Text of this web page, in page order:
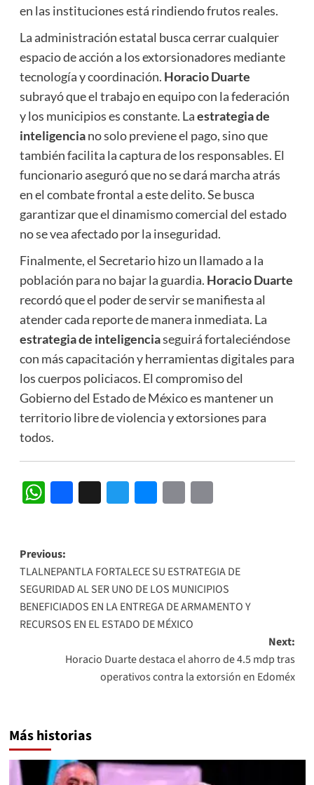
en las instituciones está rindiendo frutos reales.
La administración estatal busca cerrar cualquier
espacio de acción a los extorsionadores mediante
tecnología y coordinación. Horacio Duarte
subrayó que el trabajo en equipo con la federación
y los municipios es constante. Laestrategia de
inteligenciano solo previene el pago, sino que
también facilita la captura de los responsables. El
funcionario aseguró que no se dará marcha atrás
en el combate frontal a este delito. Se busca
garantizar que el dinamismo comercial del estado
no se vea afectado por la inseguridad.
Finalmente, el Secretario hizo un llamado a la
población para no bajar la guardia. Horacio Duarte
recordó que el poder de servir se manifiesta al
atender cada reporte de manera inmediata. La
estrategia de inteligenciaseguirá fortaleciéndose
con más capacitación y herramientas digitales para
los cuerpos policiacos. El compromiso del
Gobierno del Estado de México es mantener un
territorio libre de violencia y extorsiones para
todos.
WhatsApp
Facebook
Threads
Twitter
Messenger
EmailCopy
Post
navigation
Previous:
TLALNEPANTLA FORTALECE SU ESTRATEGIA DE
SEGURIDAD AL SER UNO DE LOS MUNICIPIOS
BENEFICIADOS EN LA ENTREGA DE ARMAMENTO Y
RECURSOS EN EL ESTADO DE MÉXICO
Next:
Horacio Duarte destaca el ahorro de 4.5 mdp tras
operativos contra la extorsión en Edoméx
Más historias